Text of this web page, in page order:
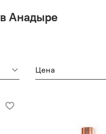
Анадыре
Цена